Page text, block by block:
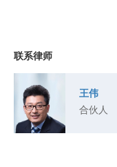
联系律师
王伟
合伙人